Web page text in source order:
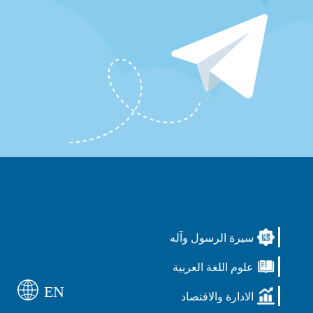
سيرة الرسول وآله
علوم اللغة العربية
الادارة والاقتصاد EN